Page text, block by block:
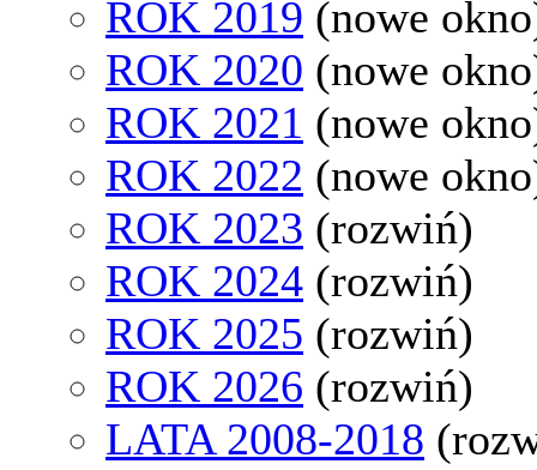
ROK 2019 (nowe
ROK 2020 (nowe
ROK 2021 (nowe
ROK 2022 (nowe
ROK 2023 (rozwiń)
ROK 2024 (rozwiń)
ROK 2025 (rozwiń)
ROK 2026 (rozwiń)
LATA 2008-2018